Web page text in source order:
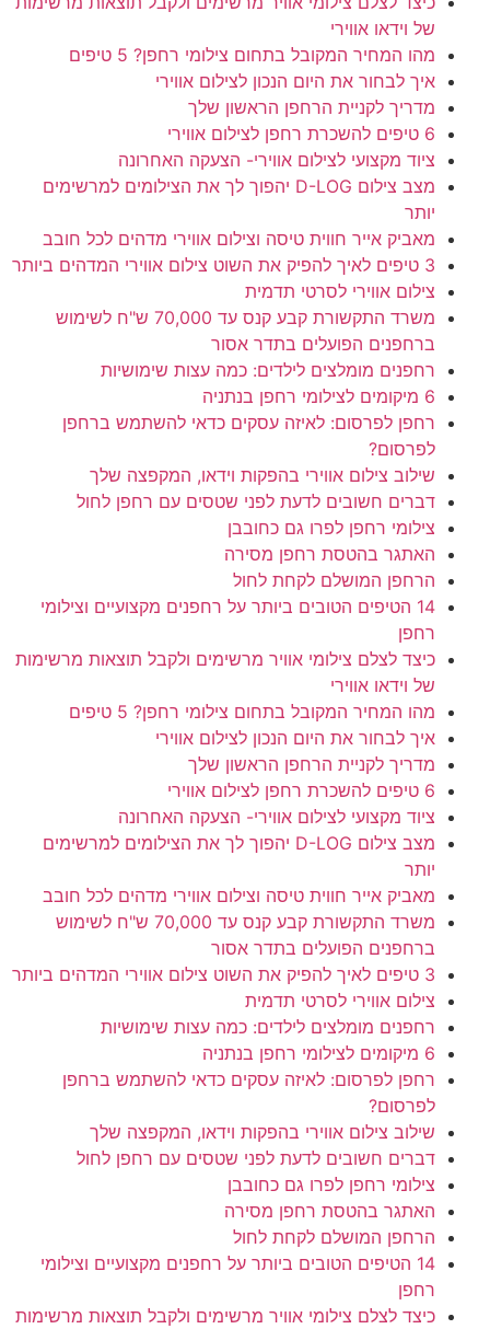
של וידאו אווירי
מהו המחיר המקובל בתחום צילומי רחפן? 5 טיפים
איך לבחור את היום הנכון לצילום אווירי
מדריך לקניית הרחפן הראשון שלך
6 טיפים להשכרת רחפן לצילום אווירי
ציוד מקצועי לצילום אווירי- הצעקה האחרונה
מצב צילום D-LOG יהפוך לך את הצילומים למרשימים
יותר
מאביק אייר חווית טיסה וצילום אווירי מדהים לכל חובב
3 טיפים לאיך להפיק את השוט צילום אווירי המדהים ביותר
צילום אווירי לסרטי תדמית
משרד התקשורת קבע קנס עד 70,000 ש"ח לשימוש
ברחפנים הפועלים בתדר אסור
רחפנים מומלצים לילדים: כמה עצות שימושיות
6 מיקומים לצילומי רחפן בנתניה
רחפן לפרסום: לאיזה עסקים כדאי להשתמש ברחפן
לפרסום?
שילוב צילום אווירי בהפקות וידאו, המקפצה שלך
דברים חשובים לדעת לפני שטסים עם רחפן לחול
צילומי רחפן לפרו גם כחובבן
האתגר בהטסת רחפן מסירה
הרחפן המושלם לקחת לחול
14 הטיפים הטובים ביותר על רחפנים מקצועיים וצילומי
רחפן
כיצד לצלם צילומי אוויר מרשימים ולקבל תוצאות מרשימות
של וידאו אווירי
מהו המחיר המקובל בתחום צילומי רחפן? 5 טיפים
איך לבחור את היום הנכון לצילום אווירי
מדריך לקניית הרחפן הראשון שלך
6 טיפים להשכרת רחפן לצילום אווירי
ציוד מקצועי לצילום אווירי- הצעקה האחרונה
מצב צילום D-LOG יהפוך לך את הצילומים למרשימים
יותר
מאביק אייר חווית טיסה וצילום אווירי מדהים לכל חובב
משרד התקשורת קבע קנס עד 70,000 ש"ח לשימוש
ברחפנים הפועלים בתדר אסור
3 טיפים לאיך להפיק את השוט צילום אווירי המדהים ביותר
צילום אווירי לסרטי תדמית
רחפנים מומלצים לילדים: כמה עצות שימושיות
6 מיקומים לצילומי רחפן בנתניה
רחפן לפרסום: לאיזה עסקים כדאי להשתמש ברחפן
לפרסום?
שילוב צילום אווירי בהפקות וידאו, המקפצה שלך
דברים חשובים לדעת לפני שטסים עם רחפן לחול
צילומי רחפן לפרו גם כחובבן
האתגר בהטסת רחפן מסירה
הרחפן המושלם לקחת לחול
14 הטיפים הטובים ביותר על רחפנים מקצועיים וצילומי
רחפן
כיצד לצלם צילומי אוויר מרשימים ולקבל תוצאות מרשימות